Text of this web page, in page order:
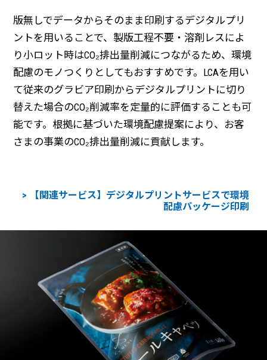
版無しでデータからそのまま印刷するデジタルプリ
ントを用いることで、製版工程不要・溶剤レスによ
り小ロット時はCO₂排出量削減につながるため、環境
配慮のモノつくりとしてもおすすめです。LCAを用い
て従来のグラビア印刷からデジタルプリントに切り
替えた場合のCO₂削減率を定量的に評価することも可
能です。根拠に基づいた環境配慮提案により、お客
さまの事業のCO₂排出量削減に貢献します。
【関連サービス】デジタルプリントサービスで環境
配慮パッケージ印刷